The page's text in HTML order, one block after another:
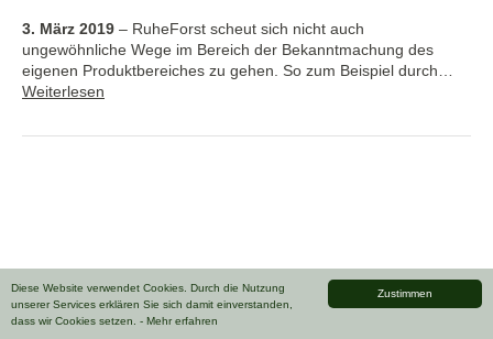
Zustimmen
Diese Website verwendet Cookies. Durch die Nutzung
unserer Services erklären Sie sich damit einverstanden,
dass wir Cookies setzen. - Mehr erfahren
3. März 2019 – RuheForst scheut sich nicht auch
ungewöhnliche Wege im Bereich der Bekanntmachung des
eigenen Produktbereiches zu gehen. So zum Beispiel durch…
Weiterlesen